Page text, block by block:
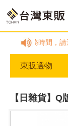
務時間，請透
東販選物
【日雜貨】